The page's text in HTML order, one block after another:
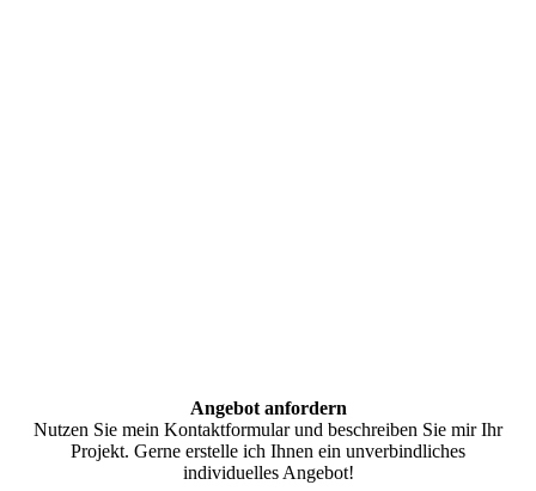
Angebot anfordern
Nutzen Sie mein Kontaktformular und beschreiben Sie mir Ihr
Projekt. Gerne erstelle ich Ihnen ein unverbindliches
individuelles Angebot!